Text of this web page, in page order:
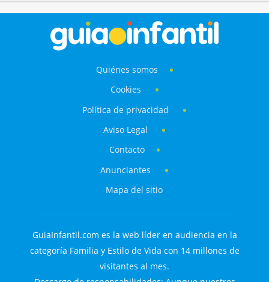
Quiénes somos
Cookies
Política de privacidad
Aviso Legal
Contacto
Anunciantes
Mapa del sitio
GuiaInfantil.com es la web líder en audiencia en la
categoría Familia y Estilo de Vida con 14 millones de
visitantes al mes.